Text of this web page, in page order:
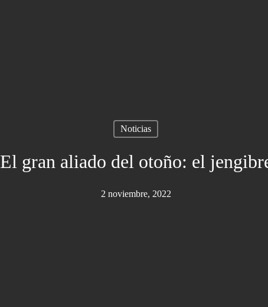
Noticias
El gran aliado del otoño: el
2 noviembre, 2022